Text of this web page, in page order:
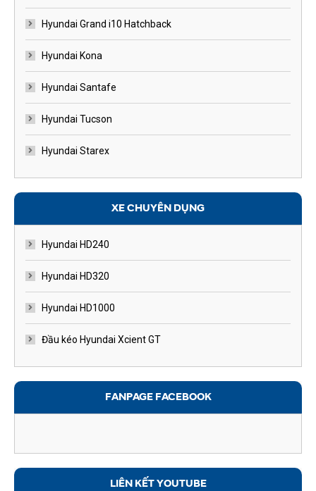
Hyundai Grand i10 Hatchback
Hyundai Kona
Hyundai Santafe
Hyundai Tucson
Hyundai Starex
XE CHUYÊN DỤNG
Hyundai HD240
Hyundai HD320
Hyundai HD1000
Đầu kéo Hyundai Xcient GT
FANPAGE FACEBOOK
LIÊN KẾT YOUTUBE